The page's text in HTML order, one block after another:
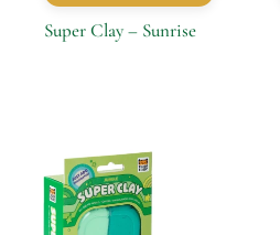
Super Clay – Sunrise